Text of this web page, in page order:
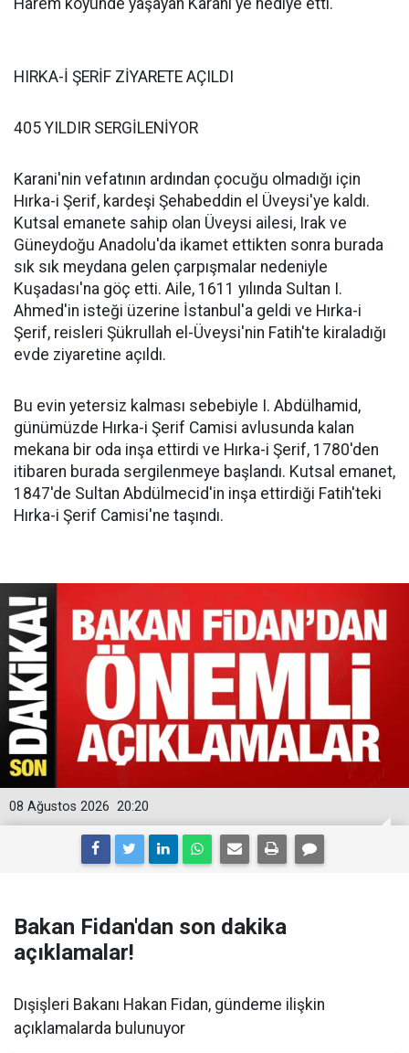
HIRKA-İ ŞERİF ZİYARETE AÇILDI
405 YILDIR SERGİLENİYOR
Karani'nin vefatının ardından çocuğu olmadığı için
Hırka-i Şerif, kardeşi Şehabeddin el Üveysi'ye kaldı.
Kutsal emanete sahip olan Üveysi ailesi, Irak ve
Güneydoğu Anadolu'da ikamet ettikten sonra burada
sık sık meydana gelen çarpışmalar nedeniyle
Kuşadası'na göç etti. Aile, 1611 yılında Sultan I.
Ahmed'in isteği üzerine İstanbul'a geldi ve Hırka-i
Şerif, reisleri Şükrullah el-Üveysi'nin Fatih'te kiraladığı
evde ziyaretine açıldı.
Bu evin yetersiz kalması sebebiyle I. Abdülhamid,
günümüzde Hırka-i Şerif Camisi avlusunda kalan
mekana bir oda inşa ettirdi ve Hırka-i Şerif, 1780'den
itibaren burada sergilenmeye başlandı. Kutsal emanet,
1847'de Sultan Abdülmecid'in inşa ettirdiği Fatih'teki
Hırka-i Şerif Camisi'ne taşındı.
20:20
08 Ağustos 2026
Bakan Fidan'dan son dakika
açıklamalar!
Dışişleri Bakanı Hakan Fidan, gündeme ilişkin
açıklamalarda bulunuyor